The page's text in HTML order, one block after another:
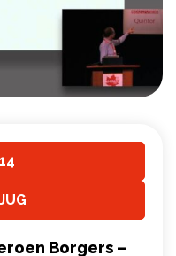
Borgers –